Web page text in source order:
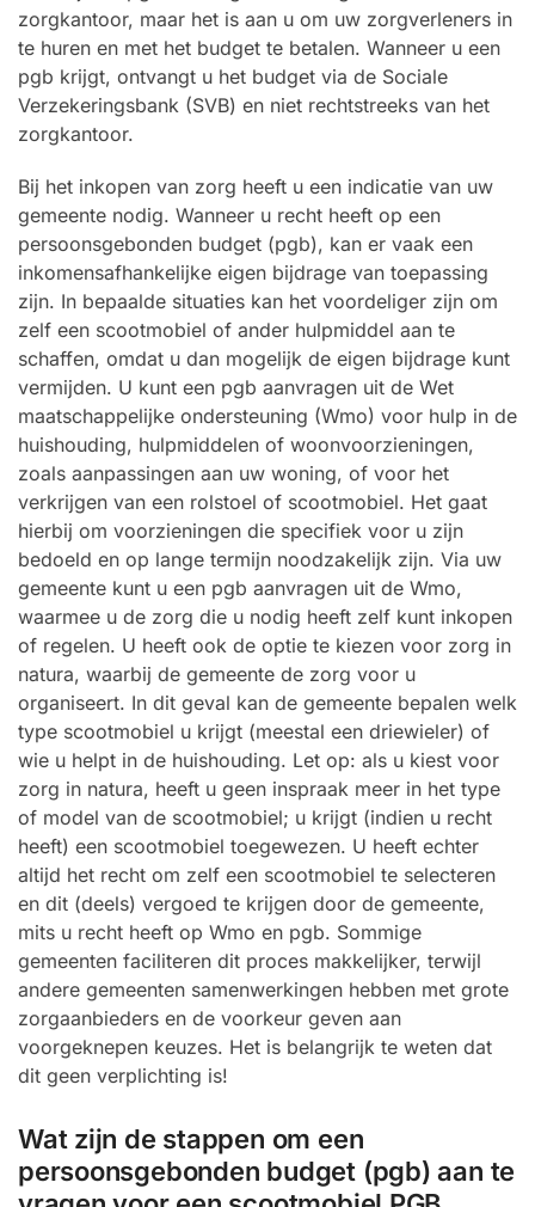
zorgkantoor, maar het is aan u om uw zorgverleners in
te huren en met het budget te betalen. Wanneer u een
pgb krijgt, ontvangt u het budget via de Sociale
Verzekeringsbank (SVB) en niet rechtstreeks van het
zorgkantoor.
Bij het inkopen van zorg heeft u een indicatie van uw
gemeente nodig. Wanneer u recht heeft op een
persoonsgebonden budget (pgb), kan er vaak een
inkomensafhankelijke eigen bijdrage van toepassing
zijn. In bepaalde situaties kan het voordeliger zijn om
zelf een scootmobiel of ander hulpmiddel aan te
schaffen, omdat u dan mogelijk de eigen bijdrage kunt
vermijden. U kunt een pgb aanvragen uit de Wet
maatschappelijke ondersteuning (Wmo) voor hulp in de
huishouding, hulpmiddelen of woonvoorzieningen,
zoals aanpassingen aan uw woning, of voor het
verkrijgen van een rolstoel of scootmobiel. Het gaat
hierbij om voorzieningen die specifiek voor u zijn
bedoeld en op lange termijn noodzakelijk zijn. Via uw
gemeente kunt u een pgb aanvragen uit de Wmo,
waarmee u de zorg die u nodig heeft zelf kunt inkopen
of regelen. U heeft ook de optie te kiezen voor zorg in
natura, waarbij de gemeente de zorg voor u
organiseert. In dit geval kan de gemeente bepalen welk
type scootmobiel u krijgt (meestal een driewieler) of
wie u helpt in de huishouding. Let op: als u kiest voor
zorg in natura, heeft u geen inspraak meer in het type
of model van de scootmobiel; u krijgt (indien u recht
heeft) een scootmobiel toegewezen. U heeft echter
altijd het recht om zelf een scootmobiel te selecteren
en dit (deels) vergoed te krijgen door de gemeente,
mits u recht heeft op Wmo en pgb. Sommige
gemeenten faciliteren dit proces makkelijker, terwijl
andere gemeenten samenwerkingen hebben met grote
zorgaanbieders en de voorkeur geven aan
voorgeknepen keuzes. Het is belangrijk te weten dat
dit geen verplichting is!
Wat zijn de stappen om een
persoonsgebonden budget (pgb) aan te